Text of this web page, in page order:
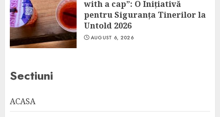
with a cap”: O Inițiativă
pentru Siguranța Tinerilor la
Untold 2026
AUGUST 6, 2026
Sectiuni
ACASA